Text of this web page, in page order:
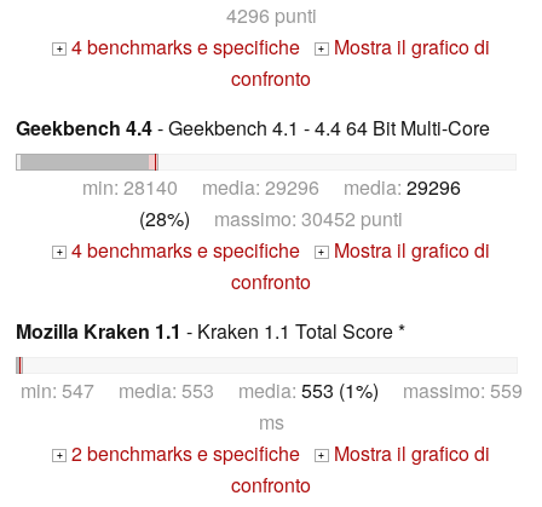
4296 punti
+ 4 benchmarks e specifiche + Mostra il grafico di
confronto
Geekbench 4.4- Geekbench 4.1 - 4.4 64 Bit Multi-Core
min: 28140 media: 29296 media: 29296
(28%) massimo: 30452 punti
+ 4 benchmarks e specifiche + Mostra il grafico di
confronto
Mozilla Kraken 1.1 - Kraken 1.1 Total Score *
min: 547 media: 553 media: 553 (1%) massimo: 559
ms
+ 2 benchmarks e specifiche + Mostra il grafico di
confronto